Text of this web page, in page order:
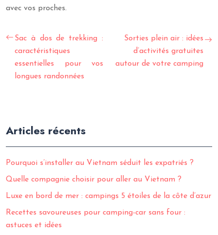
avec vos proches.
Sac à dos de trekking :
caractéristiques
essentielles pour vos
longues randonnées
Sorties plein air : idées
d’activités gratuites
autour de votre camping
Articles récents
Pourquoi s’installer au Vietnam séduit les expatriés ?
Quelle compagnie choisir pour aller au Vietnam ?
Luxe en bord de mer : campings 5 étoiles de la côte d’azur
Recettes savoureuses pour camping-car sans four :
astuces et idées